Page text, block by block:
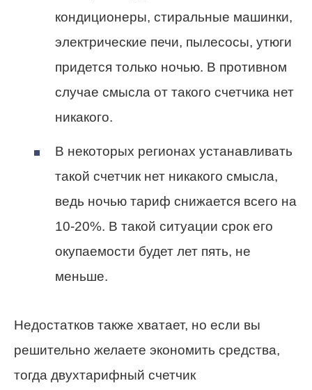
кондиционеры, стиральные машинки,
электрические печи, пылесосы, утюги
придется только ночью. В противном
случае смысла от такого счетчика нет
никакого.
В некоторых регионах устанавливать
такой счетчик нет никакого смысла,
ведь ночью тариф снижается всего на
10-20%. В такой ситуации срок его
окупаемости будет лет пять, не
меньше.
Недостатков также хватает, но если вы
решительно желаете экономить средства,
тогда двухтарифный счетчик